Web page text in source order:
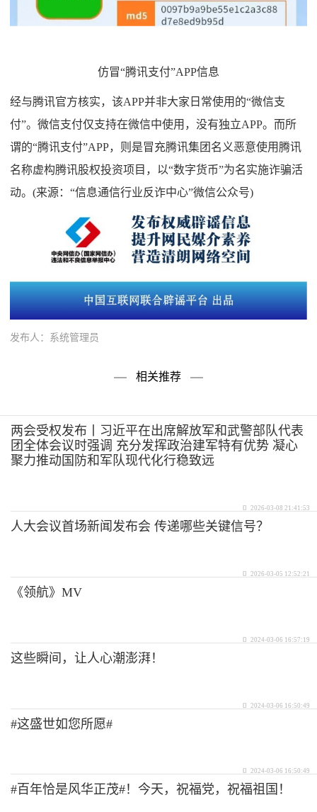
仿冒“腾讯支付”APP信息
经与腾讯官方核实，该APP并非大家日常使用的“微信支
付”。微信支付仅支持在微信中使用，没有独立APP。而所
谓的“腾讯支付”APP，则是冒充腾讯集团名义恶意使用腾讯
名称虚构腾讯股权投资项目，以“数字货币”为名实施诈骗活
动。(来源：“信息通信行业反诈中心”微信公众号)
发布人：系统管理员
相关推荐
两会受权发布丨习近平在出席解放军和武警部队代表
团全体会议时强调 充分发挥政治建军特有优势 凝心
聚力推动国防和军队现代化行稳致远
2026-03-08 21:41:53
人大会议首场新闻发布会 传递哪些关键信号？
2026-03-05 12:52:21
《领航》MV
2024-03-06 16:57:19
这些瞬间，让人心潮澎湃！
2024-03-06 16:50:49
#这盛世如您所愿#
2024-03-06 16:50:49
#百年恰是风华正茂#！今天，祝福党，祝福祖国！